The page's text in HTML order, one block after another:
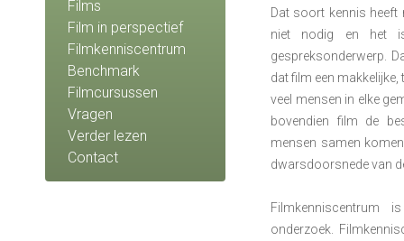
Films
Film in perspectief
Filmkenniscentrum
Benchmark
Filmcursussen
Vragen
Verder lezen
Contact
Dat soort kennis heeft
niet nodig en het
gespreksonderwerp.
dat film een
veel mensen in elke
bovendien film de
mensen samen
dwarsdoorsnede van
Filmkenniscentrum
onderzoek.